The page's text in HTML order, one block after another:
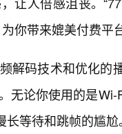
你带来媲美付费平
解码技术和优化的
无论你使用的是
等待和跳帧的尴尬